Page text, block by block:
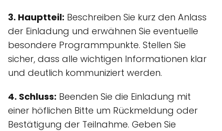
3. Hauptteil: Beschreiben Sie kurz den Anlass
der Einladung und erwähnen Sie eventuelle
besondere Programmpunkte. Stellen Sie
sicher, dass alle wichtigen Informationen klar
und deutlich kommuniziert werden.
4. Schluss: Beenden Sie die Einladung mit
einer höflichen Bitte um Rückmeldung oder
Bestätigung der Teilnahme. Geben Sie